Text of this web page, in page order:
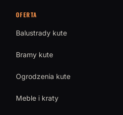
OFERTA
Balustrady kute
Bramy kute
Ogrodzenia kute
Meble i kraty